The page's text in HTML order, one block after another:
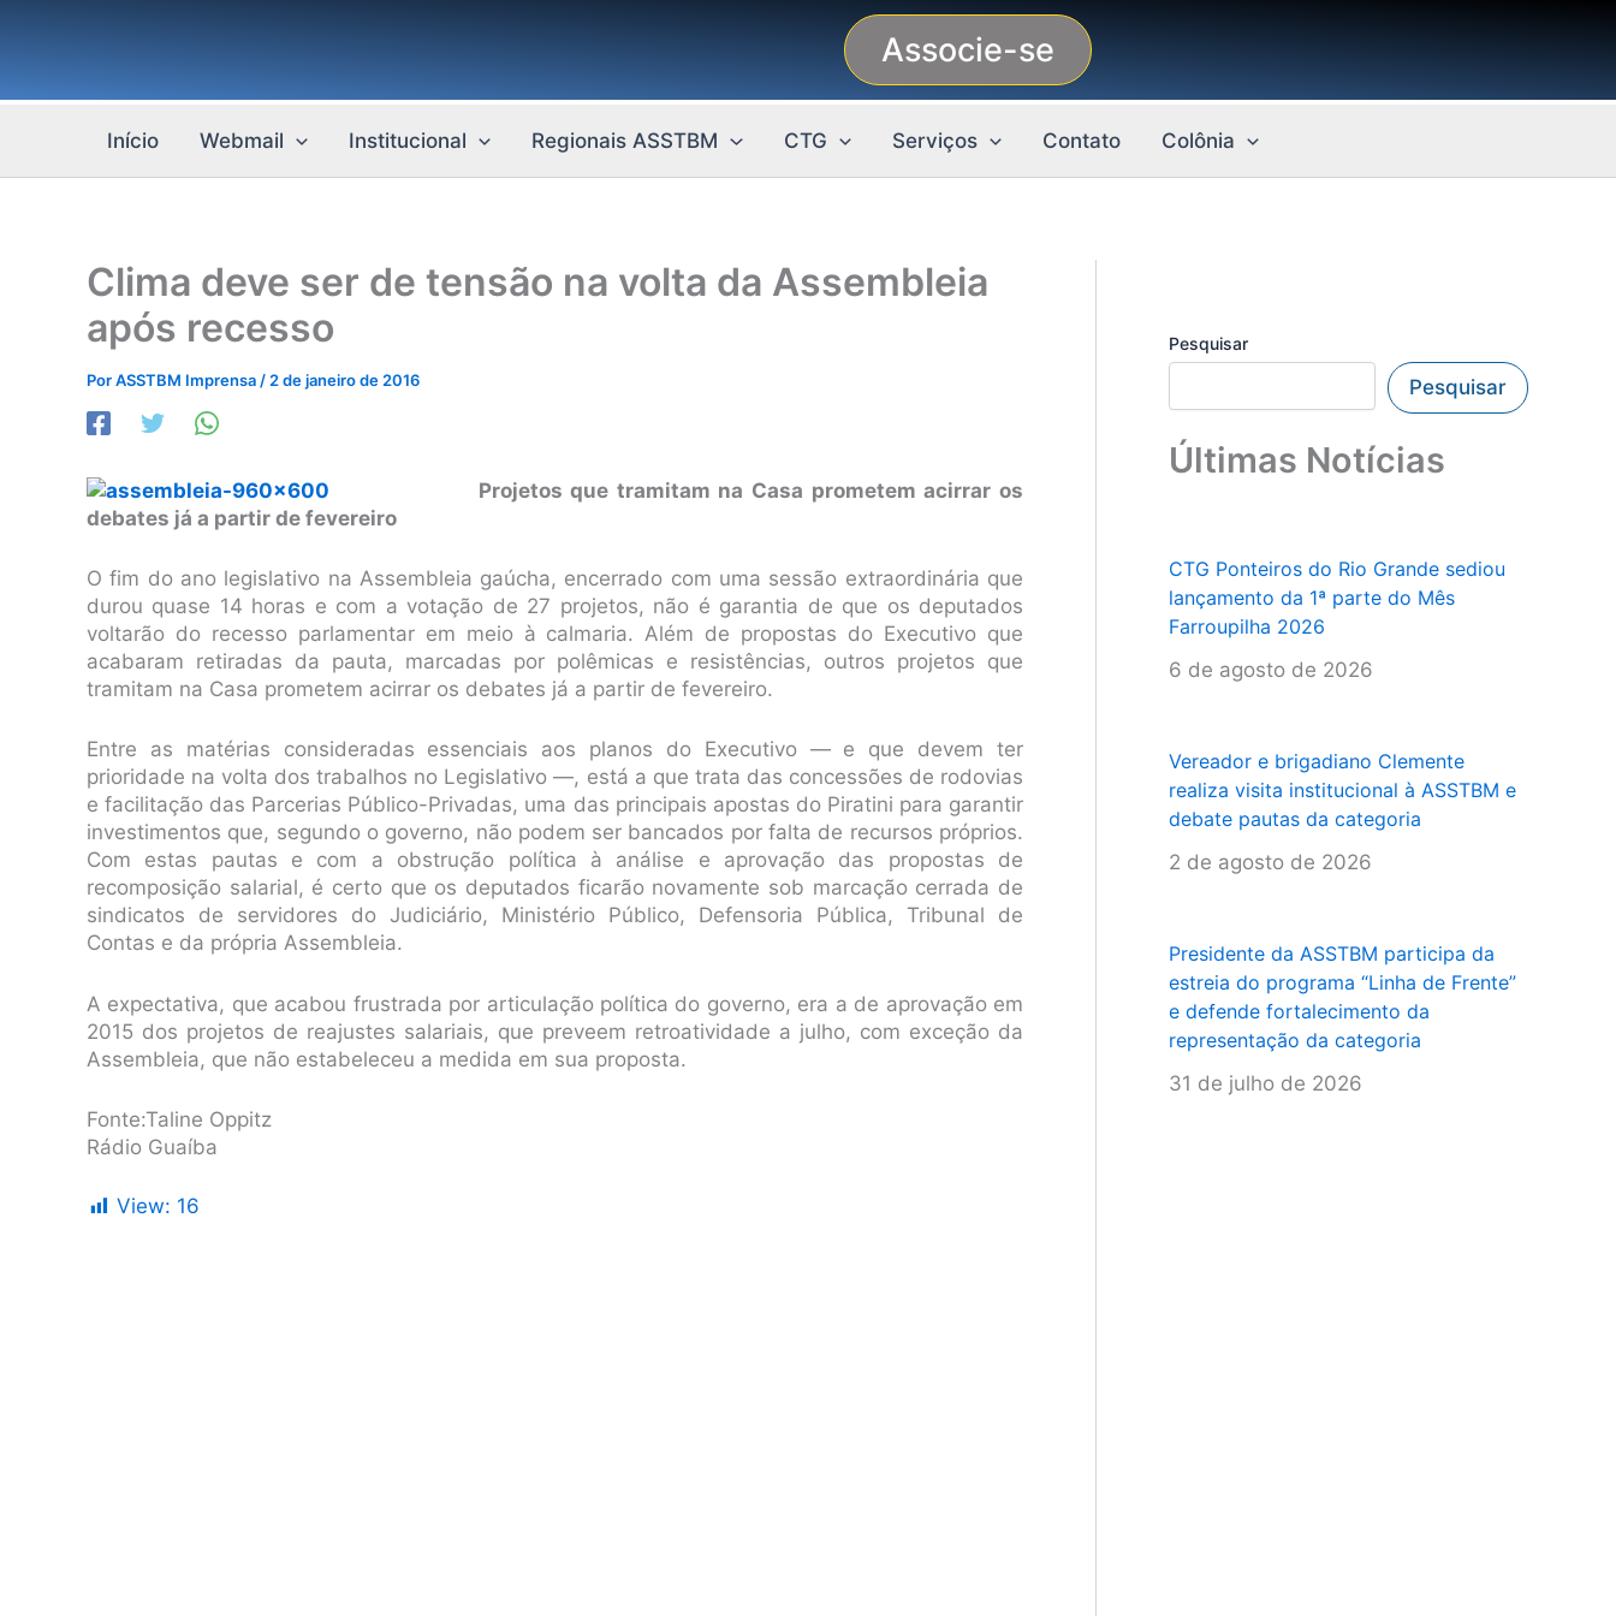
conteúdo
Associe-se
Início Webmail Institucional Regionais ASSTBM CTG Serviços Contato Colônia
Clima deve ser de tensão na volta da Assembleia
após recesso
PorASSTBM Imprensa / 2 de janeiro de 2016
Projetos que tramitam na Casa prometem acirrar os
debates já a partir de fevereiro
O fim do ano legislativo na Assembleia gaúcha, encerrado com uma sessão extraordinária que
durou quase 14 horas e com a votação de 27 projetos, não é garantia de que os deputados
voltarão do recesso parlamentar em meio à calmaria. Além de propostas do Executivo que
acabaram retiradas da pauta, marcadas por polêmicas e resistências, outros projetos que
tramitam na Casa prometem acirrar os debates já a partir de fevereiro.
Entre as matérias consideradas essenciais aos planos do Executivo — e que devem ter
prioridade na volta dos trabalhos no Legislativo —, está a que trata das concessões de rodovias
e facilitação das Parcerias Público-Privadas, uma das principais apostas do Piratini para garantir
investimentos que, segundo o governo, não podem ser bancados por falta de recursos próprios.
Com estas pautas e com a obstrução política à análise e aprovação das propostas de
recomposição salarial, é certo que os deputados ficarão novamente sob marcação cerrada de
sindicatos de servidores do Judiciário, Ministério Público, Defensoria Pública, Tribunal de
Contas e da própria Assembleia.
A expectativa, que acabou frustrada por articulação política do governo, era a de aprovação em
2015 dos projetos de reajustes salariais, que preveem retroatividade a julho, com exceção da
Assembleia, que não estabeleceu a medida em sua proposta.
Fonte:Taline Oppitz
Rádio Guaíba
View: 16
Pesquisar
Pesquisar
Últimas Notícias
CTG Ponteiros do Rio Grande sediou
lançamento da 1ª parte do Mês
Farroupilha 2026
6 de agosto de 2026
Vereador e brigadiano Clemente
realiza visita institucional à ASSTBM e
debate pautas da categoria
2 de agosto de 2026
Presidente da ASSTBM participa da
estreia do programa “Linha de Frente”
e defende fortalecimento da
representação da categoria
31 de julho de 2026